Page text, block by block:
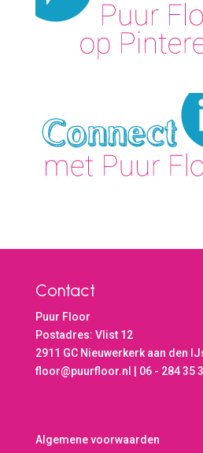
Contact
Puur Floor
Postadres: Vlist 12
2911 GC Nieuwerkerk aan den
floor@puurfloor.nl | 06 - 284 35
Algemene voorwaarden